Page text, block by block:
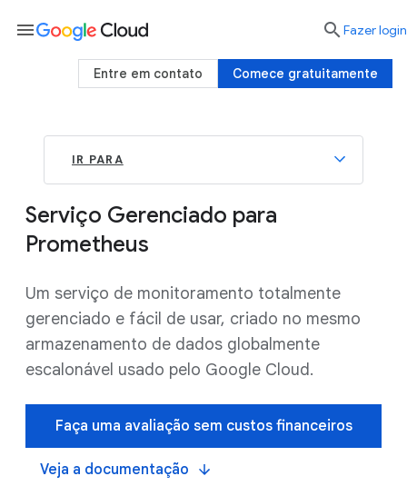
IR PARA
Serviço Gerenciado para
Prometheus
Um serviço de monitoramento totalmente
gerenciado e fácil de usar, criado no mesmo
armazenamento de dados globalmente
escalonável usado pelo Google Cloud.
Faça uma avaliação sem custos financeiros
Veja a documentação
menu  Fazer login
Comece gratuitamente
Entre em contato